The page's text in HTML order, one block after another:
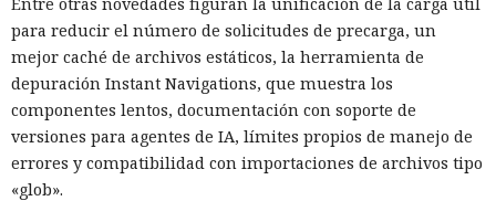
para reducir el número de solicitudes de precarga, un
mejor caché de archivos estáticos, la herramienta de
depuración Instant Navigations, que muestra los
componentes lentos, documentación con soporte de
versiones para agentes de IA, límites propios de manejo de
errores y compatibilidad con importaciones de archivos tipo
«glob».